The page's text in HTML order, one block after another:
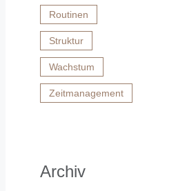
Routinen
Struktur
Wachstum
Zeitmanagement
Archiv